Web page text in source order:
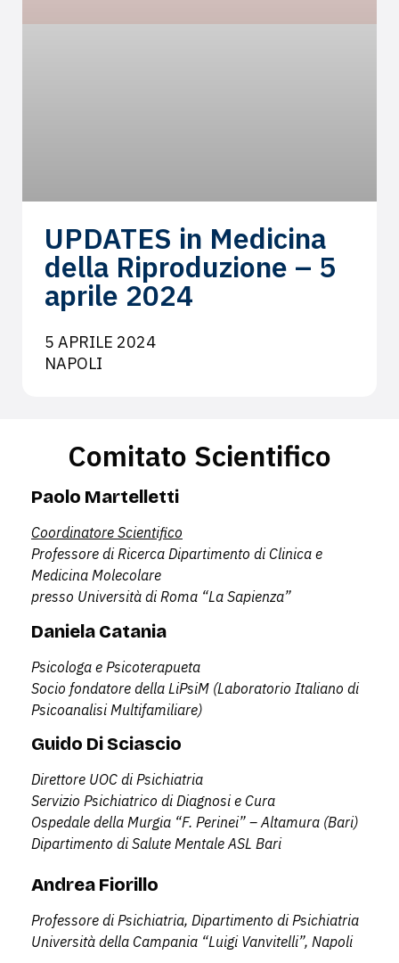
UPDATES in Medicina
della Riproduzione – 5
aprile 2024
5 APRILE 2024
NAPOLI
Comitato Scientifico
Paolo Martelletti
Coordinatore Scientifico
Professore di Ricerca Dipartimento di Clinica e
Medicina Molecolare
presso Università di Roma “La Sapienza”
Daniela Catania
Psicologa e Psicoterapueta
Socio fondatore della LiPsiM (Laboratorio Italiano di
Psicoanalisi Multifamiliare)
Guido Di Sciascio
Direttore UOC di Psichiatria
Servizio Psichiatrico di Diagnosi e Cura
Ospedale della Murgia “F. Perinei” – Altamura (Bari)
Dipartimento di Salute Mentale ASL Bari
Andrea Fiorillo
Professore di Psichiatria, Dipartimento di Psichiatria
Università della Campania “Luigi Vanvitelli”, Napoli